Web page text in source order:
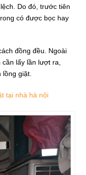
Do đó, trước tiên
có được bọc hay
đồng đều. Ngoài
lấy lần lượt ra,
giặt.
tại nhà hà nội